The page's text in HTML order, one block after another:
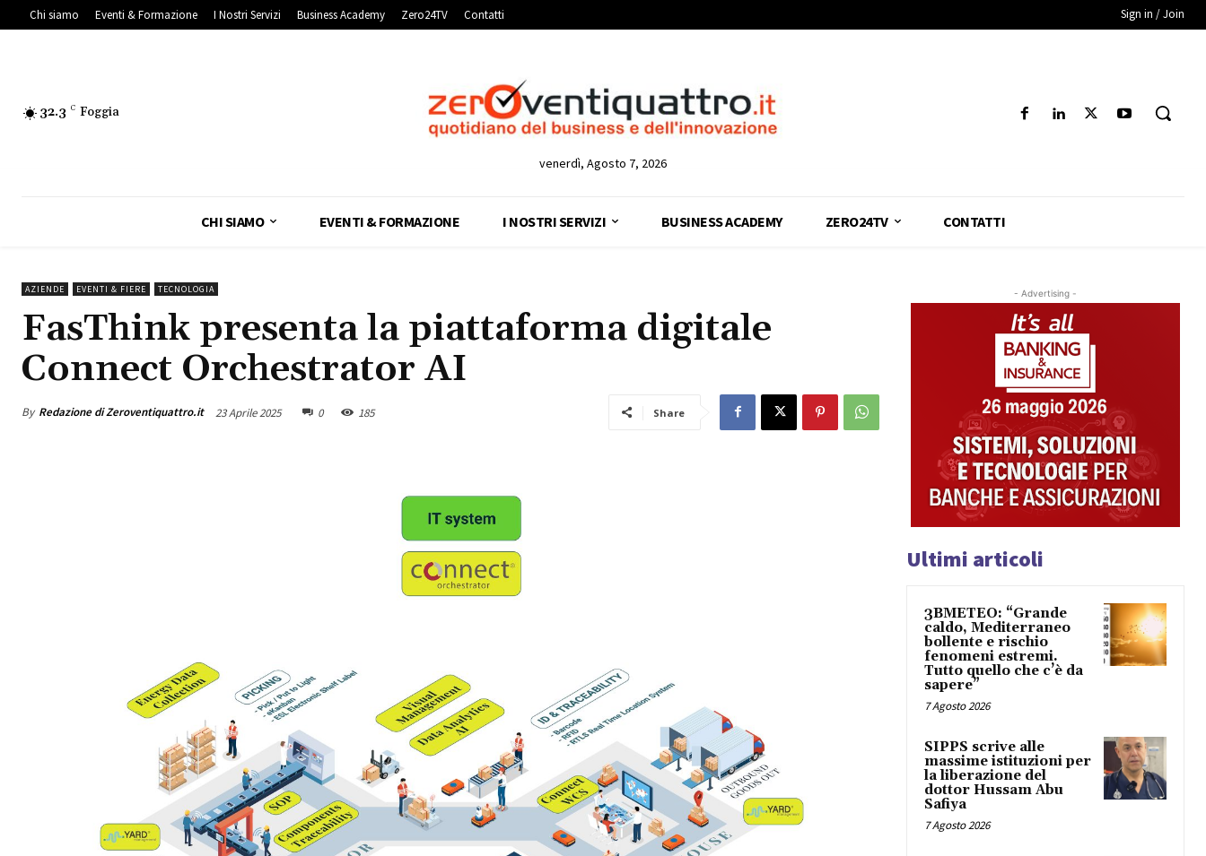
Chi siamo Eventi & Formazione I Nostri Servizi Business Academy Zero24TV Contatti Sign in / Join
32.3 C Foggia
venerdì, Agosto 7, 2026
CHI SIAMO EVENTI & FORMAZIONE I NOSTRI SERVIZI BUSINESS ACADEMY ZERO24TV CONTATTI
AZIENDE EVENTI & FIERE TECNOLOGIA
FasThink presenta la piattaforma digitale
Connect Orchestrator AI
By Redazione di Zeroventiquattro.it 23 Aprile 2025 0 185 Share
- Advertising -
Ultimi articoli
3BMETEO: “Grande
caldo, Mediterraneo
bollente e rischio
fenomeni estremi.
Tutto quello che c’è da
sapere”
7 Agosto 2026
SIPPS scrive alle
massime istituzioni per
la liberazione del
dottor Hussam Abu
Safiya
7 Agosto 2026